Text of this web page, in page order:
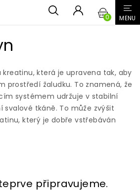
která je upravena tak, aby
prostředí žaludku. To znamená, že
systémem udržuje v stabilní
svalové tkáně. To může zvýšit
který je dobře vstřebáván
připravujeme.